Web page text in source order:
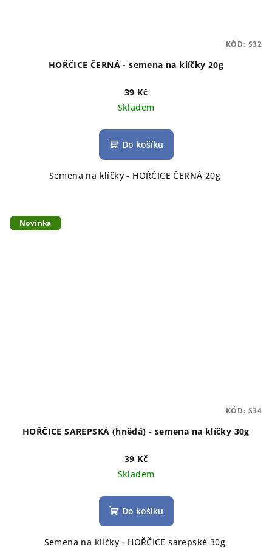
HOŘČICE ČERNÁ - semena na klíčky 20g
39 Kč
Skladem
Do košíku
Semena na klíčky - HOŘČICE ČERNÁ 20g
KÓD: S32
Novinka
HOŘČICE SAREPSKÁ (hnědá) - semena na klíčky 30g
39 Kč
Skladem
Do košíku
Semena na klíčky - HOŘČICE sarepské 30g
KÓD: S34